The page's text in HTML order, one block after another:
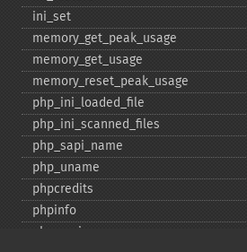
ini_​set
memory_​get_​peak_​usage
memory_​get_​usage
memory_​reset_​peak_​usage
php_​ini_​loaded_​file
php_​ini_​scanned_​files
php_​sapi_​name
php_​uname
phpcredits
phpinfo
phpversion